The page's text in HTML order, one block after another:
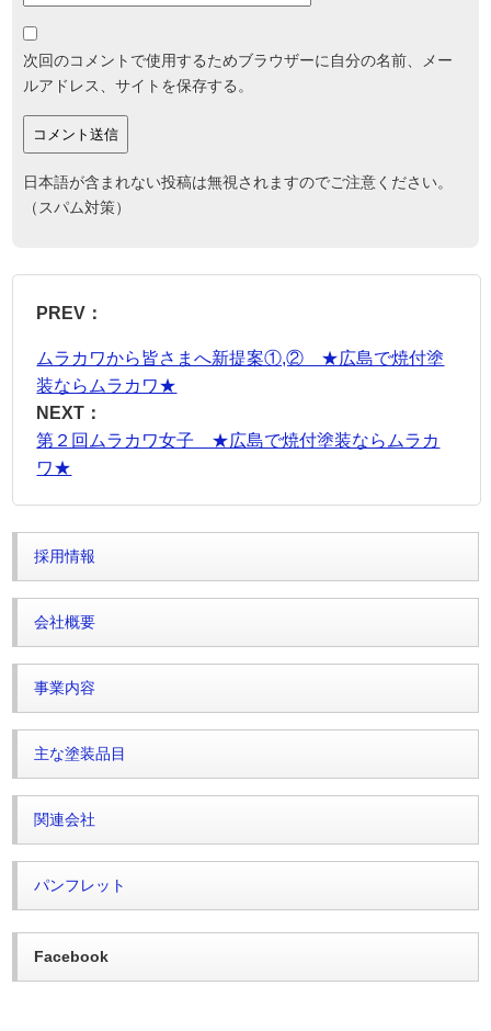
次回のコメントで使用するためブラウザーに自分の名前、メー
ルアドレス、サイトを保存する。
日本語が含まれない投稿は無視されますのでご注意ください。
（スパム対策）
PREV：
ムラカワから皆さまへ新提案①,② ★広島で焼付塗
装ならムラカワ★
NEXT：
第２回ムラカワ女子 ★広島で焼付塗装ならムラカ
ワ★
採用情報
会社概要
事業内容
主な塗装品目
関連会社
パンフレット
Facebook